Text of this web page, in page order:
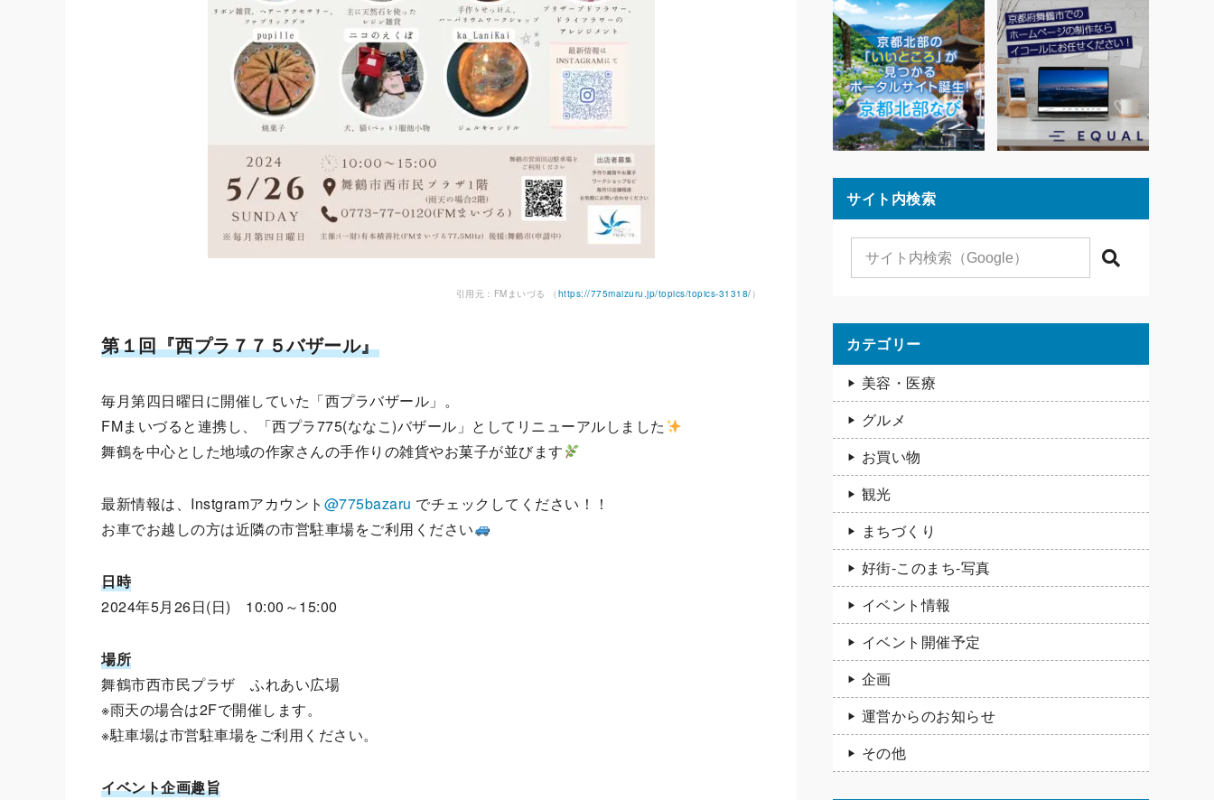
引用元：FMまいづる （ https://775maizuru.jp/topics/topics-31318/ ）
第１回『西プラ７７５バザール』
毎月第四日曜日に開催していた「西プラバザール」。
FMまいづると連携し、「西プラ775(ななこ)バザール」としてリニューアルしました
舞鶴を中⼼とした地域の作家さんの⼿作りの雑貨やお菓子が並びます
最新情報は、Instgramアカウント @775bazaru でチェックしてください！！
お車でお越しの方は近隣の市営駐⾞場をご利⽤ください
日時
2024年5月26日(日) 10:00～15:00
場所
舞鶴市⻄市⺠プラザ ふれあい広場
※⾬天の場合は2Fで開催します。
※駐⾞場は市営駐⾞場をご利⽤ください。
イベント企画趣旨
サイト内検索
検索
カテゴリー
美容・医療
グルメ
お買い物
観光
まちづくり
好街-このまち-写真
イベント情報
イベント開催予定
企画
運営からのお知らせ
その他